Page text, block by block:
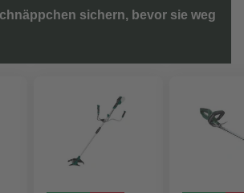
sichern, bevor sie weg